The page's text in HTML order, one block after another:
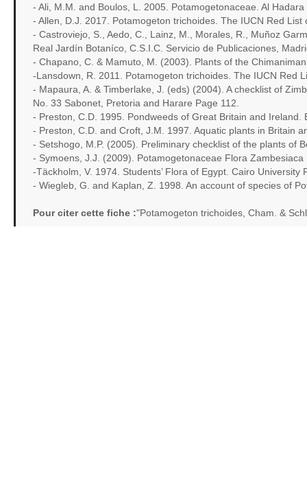
- Ali, M.M. and Boulos, L. 2005. Potamogetonaceae. Al
- Allen, D.J. 2017. Potamogeton trichoides. The IUCN Red
- Castroviejo, S., Aedo, C., Lainz, M., Morales, R., Muñoz
Real Jardín Botaníco, C.S.I.C. Servicio de Publicaciones,
- Chapano, C. & Mamuto, M. (2003). Plants of the
-Lansdown, R. 2011. Potamogeton trichoides. The IUCN Red
- Mapaura, A. & Timberlake, J. (eds) (2004). A checklist of
No. 33 Sabonet, Pretoria and Harare Page 112.
- Preston, C.D. 1995. Pondweeds of Great Britain and
- Preston, C.D. and Croft, J.M. 1997. Aquatic plants in Britain
- Setshogo, M.P. (2005). Preliminary checklist of the plants of
- Symoens, J.J. (2009). Potamogetonaceae Flora Zambesiaca
-Täckholm, V. 1974. Students’ Flora of Egypt. Cairo University
- Wiegleb, G. and Kaplan, Z. 1998. An account of species of
Pour citer cette fiche :"Potamogeton trichoides, Cham. &